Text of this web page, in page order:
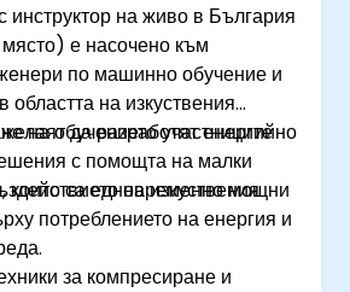
инструктор на живо в България
е насочено към
по машинно обучение и
областта на изкуствения
да разработят енергийно
с помощта на малки
които са едновременно мощни
на обучението участниците
на изкуствения
потреблението на енергия и
за компресиране и